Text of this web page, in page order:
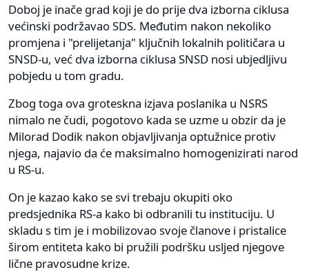
Doboj je inače grad koji je do prije dva izborna ciklusa
većinski podržavao SDS. Međutim nakon nekoliko
promjena i "prelijetanja" ključnih lokalnih političara u
SNSD-u, već dva izborna ciklusa SNSD nosi ubjedljivu
pobjedu u tom gradu.
Zbog toga ova groteskna izjava poslanika u NSRS
nimalo ne čudi, pogotovo kada se uzme u obzir da je
Milorad Dodik nakon objavljivanja optužnice protiv
njega, najavio da će maksimalno homogenizirati narod
u RS-u.
On je kazao kako se svi trebaju okupiti oko
predsjednika RS-a kako bi odbranili tu instituciju. U
skladu s tim je i mobilizovao svoje članove i pristalice
širom entiteta kako bi pružili podršku usljed njegove
lične pravosudne krize.